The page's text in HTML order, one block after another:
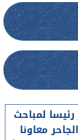
لمباحث
معاونا